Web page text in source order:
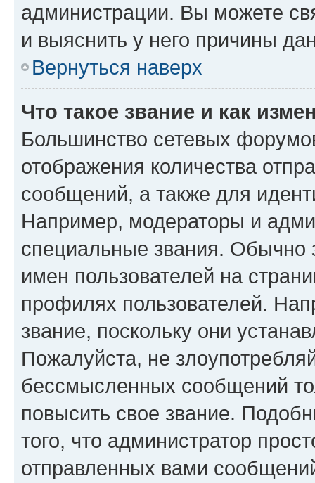
администрации. Вы можете
и выяснить у него причины
Вернуться наверх
Что такое звание и как
Большинство сетевых
отображения количества
сообщений, а также для
Например, модераторы и
специальные звания. Обычно
имен пользователей на
профилях пользователей.
звание, поскольку они
Пожалуйста, не
бессмысленных сообщений
повысить свое звание.
того, что администратор
отправленных вами